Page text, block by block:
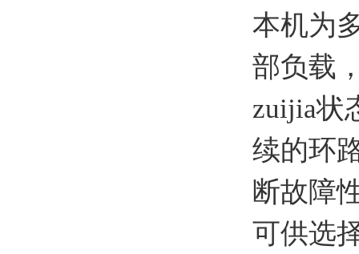
本机为
部负载
zuijia状
续的环
断故障
可供选